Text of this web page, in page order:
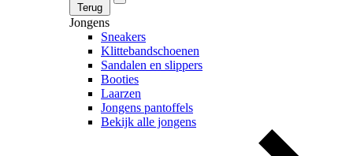
Terug
Jongens
Sneakers
Klittebandschoenen
Sandalen en slippers
Booties
Laarzen
Jongens pantoffels
Bekijk alle jongens